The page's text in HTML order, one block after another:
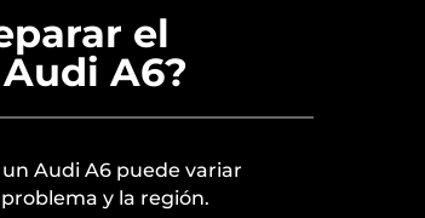
el
A6?
Audi A6 puede variar
y la región.